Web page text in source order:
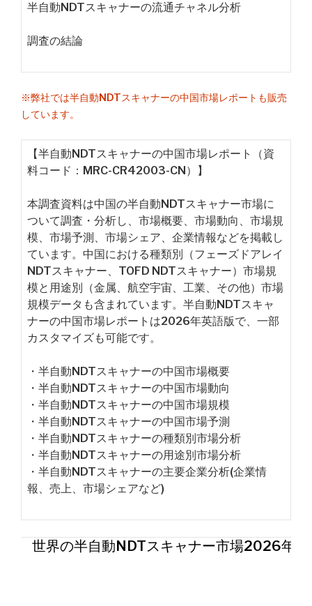
半自動NDTスキャナーの流通チャネル分析
調査の結論
※弊社では半自動NDTスキャナーの中国市場レポートも販売
しています。
【半自動NDTスキャナーの中国市場レポート（資
料コード：MRC-CR42003-CN）】
本調査資料は中国の半自動NDTスキャナー市場に
ついて調査・分析し、市場概要、市場動向、市場規
模、市場予測、市場シェア、企業情報などを掲載し
ています。中国における種類別（フェーズドアレイ
NDTスキャナー、TOFD NDTスキャナー）市場規
模と用途別（金属、航空宇宙、工業、その他）市場
規模データも含まれています。半自動NDTスキャ
ナーの中国市場レポートは2026年英語版で、一部
カスタマイズも可能です。
・半自動NDTスキャナーの中国市場概要
・半自動NDTスキャナーの中国市場動向
・半自動NDTスキャナーの中国市場規模
・半自動NDTスキャナーの中国市場予測
・半自動NDTスキャナーの種類別市場分析
・半自動NDTスキャナーの用途別市場分析
・半自動NDTスキャナーの主要企業分析(企業情
報、売上、市場シェアなど)
世界の半自動NDTスキャナー市場2026年